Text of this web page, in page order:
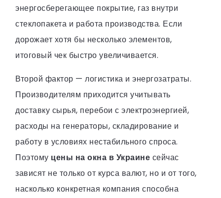
энергосберегающее покрытие, газ внутри
стеклопакета и работа производства. Если
дорожает хотя бы несколько элементов,
итоговый чек быстро увеличивается.
Второй фактор — логистика и энергозатраты.
Производителям приходится учитывать
доставку сырья, перебои с электроэнергией,
расходы на генераторы, складирование и
работу в условиях нестабильного спроса.
Поэтому цены на окна в Украине сейчас
зависят не только от курса валют, но и от того,
насколько конкретная компания способна